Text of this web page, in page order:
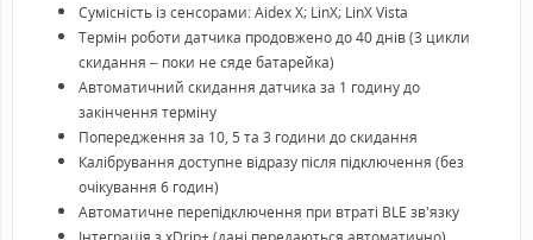
Сумісність із сенсорами: Aidex X; LinX; LinX Vista
Термін роботи датчика продовжено до 40 днів (3 цикли
скидання – поки не сяде батарейка)
Автоматичний скидання датчика за 1 годину до
закінчення терміну
Попередження за 10, 5 та 3 години до скидання
Калібрування доступне відразу після підключення (без
очікування 6 годин)
Автоматичне перепідключення при втраті BLE зв'язку